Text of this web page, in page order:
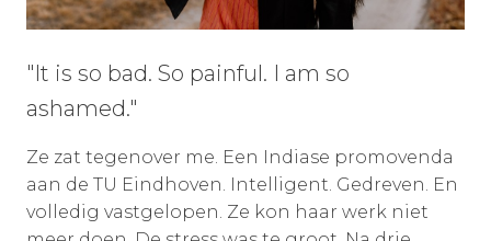
"It is so bad. So painful. I am so
ashamed."
Ze zat tegenover me. Een Indiase promovenda
aan de TU Eindhoven. Intelligent. Gedreven. En
volledig vastgelopen. Ze kon haar werk niet